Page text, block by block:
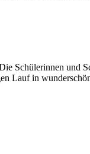
Schülerinnen und
Lauf in